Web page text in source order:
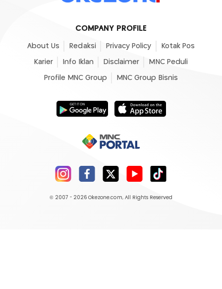
COMPANY PROFILE
About Us Redaksi Privacy Policy Kotak Pos
Karier Info Iklan Disclaimer MNC Peduli
Profile MNC Group MNC Group Bisnis
© 2007 - 2026 Okezone.com, All Rights Reserved